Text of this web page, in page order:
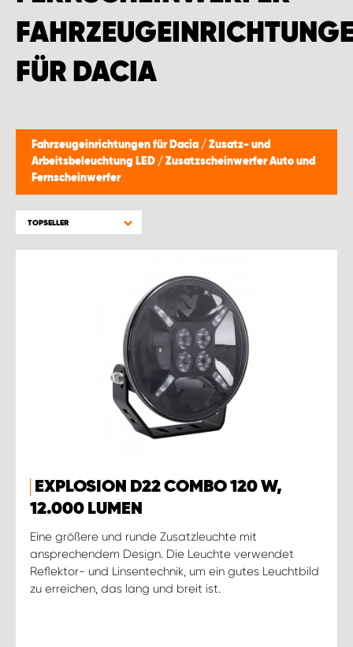
FÜR DACIA
Fahrzeugeinrichtungen für Dacia / Zusatz- und
Arbeitsbeleuchtung LED / Zusatzscheinwerfer Auto und
Fernscheinwerfer
TOPSELLER
EXPLOSION D22 COMBO 120 W,
12.000 LUMEN
Eine größere und runde Zusatzleuchte mit
ansprechendem Design. Die Leuchte verwendet
Reflektor- und Linsentechnik, um ein gutes Leuchtbild
zu erreichen, das lang und breit ist.